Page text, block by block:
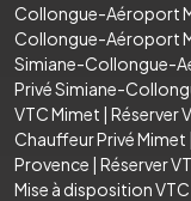
Collongue-Aéroport
Collongue-Aéroport
Simiane-Collongue-
Privé Simiane-
VTC Mimet | Réserver
Chauffeur Privé Mimet |
Provence | Réserver
Mise à disposition